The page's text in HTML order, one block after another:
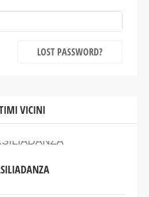
LOST PASSWORD?
VICINI